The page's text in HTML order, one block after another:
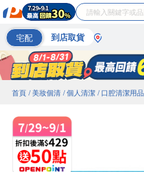
宅配 到店取貨
首頁 / 美妝個清 / 個人清潔 / 口腔清潔用品